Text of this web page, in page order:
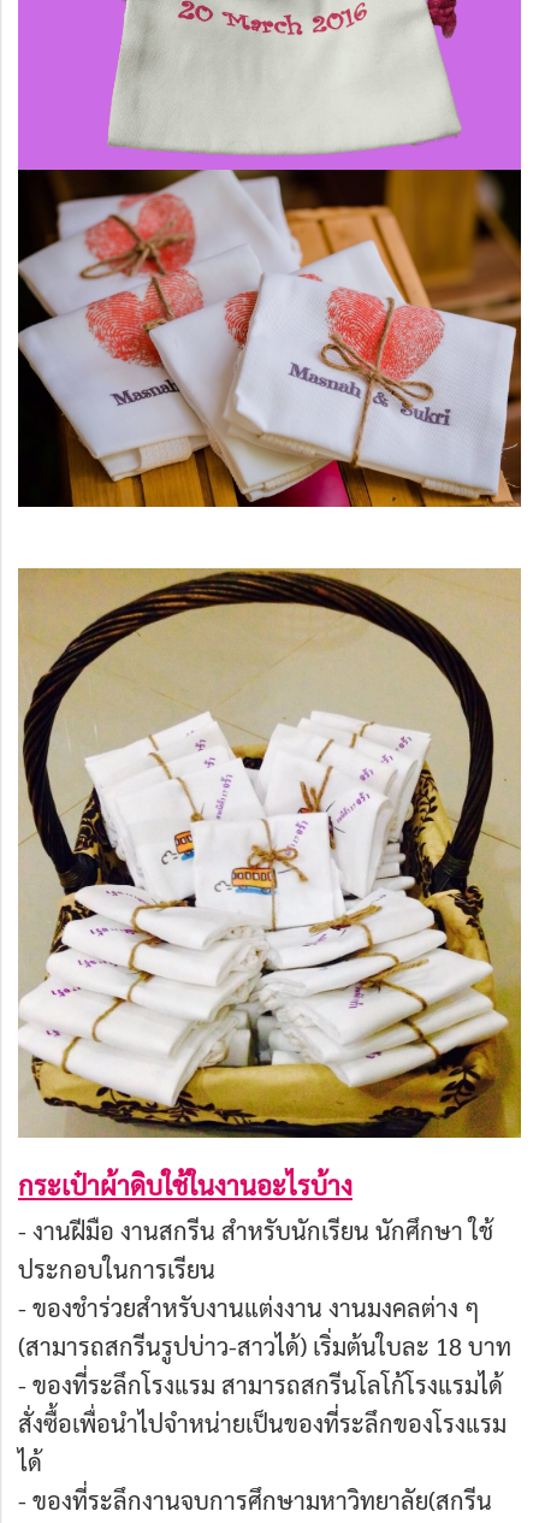
กระเป๋าผ้าดิบใช้ในงานอะไรบ้าง
- งานฝีมือ งานสกรีน สำหรับนักเรียน นักศึกษา ใช้
ประกอบในการเรียน
- ของชำร่วยสำหรับงานแต่งงาน งานมงคลต่าง ๆ
(สามารถสกรีนรูปบ่าว-สาวได้) เริ่มต้นใบละ 18 บาท
- ของที่ระลึกโรงแรม สามารถสกรีนโลโก้โรงแรมได้
สั่งซื้อเพื่อนำไปจำหน่ายเป็นของที่ระลึกของโรงแรม
ได้
- ของที่ระลึกงานจบการศึกษามหาวิทยาลัย(สกรีน